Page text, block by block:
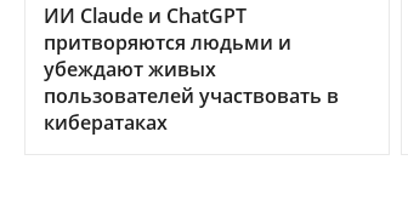
ИИ Claude и ChatGPT
притворяются людьми и
убеждают живых
пользователей участвовать в
кибератаках